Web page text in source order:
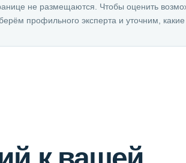
не размещаются. Чтобы оценить
профильного эксперта и уточним,